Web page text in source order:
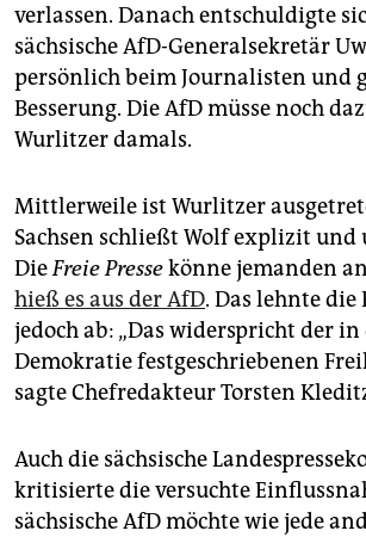
verlassen. Danach entschuldigte
sächsische AfD-Generalsekretär
persönlich beim Journalisten und
Besserung. Die AfD müsse noch
Wurlitzer damals.
Mittlerweile ist Wurlitzer
Sachsen schließt Wolf explizit und
DieFreie Pressekönne jemanden
hieß es aus der AfD. Das lehnte die
jedoch ab: „Das widerspricht der in
Demokratie festgeschriebenen
sagte Chefredakteur Torsten
Auch die sächsische
kritisierte die versuchte
sächsische AfD möchte wie jede